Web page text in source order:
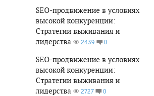
SEO-продвижение в условиях
высокой конкуренции:
Стратегии выживания и
лидерства
2439 0
SEO-продвижение в условиях
высокой конкуренции:
Стратегии выживания и
лидерства
2727 0